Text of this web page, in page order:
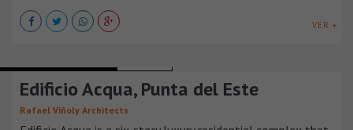
VER +
Edificio Acqua, Punta del Este
Rafael Viñoly Architects